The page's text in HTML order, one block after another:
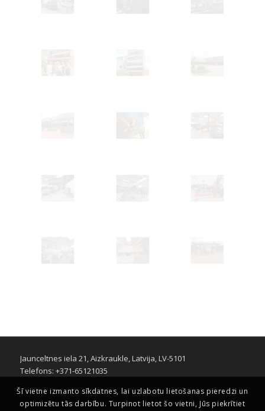
Jaunceltnes iela 21, Aizkraukle, Latvija, LV-5101
Telefons: +371-65121035
Šī vietne izmanto sīkdatnes, lai uzlabotu lietošanas pieredzi un
optimizētu tās darbību. Turpinot lietot šo vietni, Jūs piekrītiet